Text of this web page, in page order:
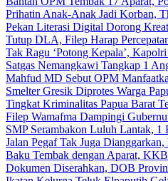
Prihatin Anak-Anak Jadi Korban,
Pekan Literasi Digital Dorong
Tutup DLA, Filep Harap
Tak Ragu ‘Potong Kepala’,
Satgas Nemangkawi Tangkap 1
Mahfud MD Sebut OPM
Smelter Gresik Diprotes Warga
Tingkat Kriminalitas Papua Barat
Filep Wamafma Dampingi
SMP Serambakon Luluh Lantak,
Jalan Pegaf Tak Juga
Baku Tembak dengan Aparat,
Dokumen Diserahkan, DOB